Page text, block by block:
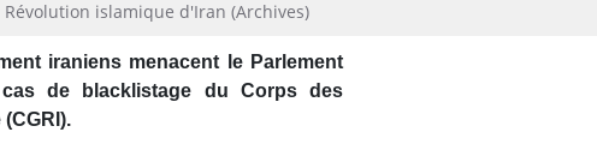
islamique d'Iran (Archives)
iraniens menacent le Parlement
de blacklistage du Corps des